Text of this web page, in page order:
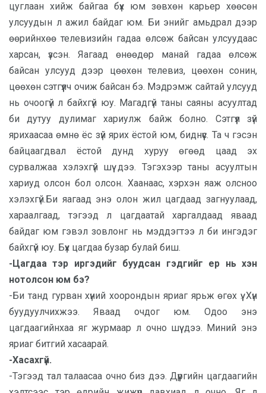
цуглаан хийж байгаа бүх юм зөвхөн карьер хөөсөн
улсуудын л ажил байдаг юм. Би энийг амьдрал дээр
өөрийнхөө телевизийн гадаа өлсөж байсан улсуудаас
харсан, үзсэн. Яагаад өнөөдөр манай гадаа өлсөж
байсан улсууд дээр цөөхөн телевиз, цөөхөн сонин,
цөөхөн сэтгүүлч очиж байсан бэ. Мэдрэмж сайтай улсууд
нь очоогүй л байхгүй юу. Магадгүй таны саяны асуултад
би дутуу дулимаг хариулж байж болно. Сэтгүүл зүй
ярихаасаа өмнө ёс зүй ярих ёстой юм, биднүүс. Та ч гэсэн
байцаагдвал ёстой дунд хуруу өгөөд цаад эх
сурвалжаа хэлэхгүй шүү дээ. Тэгэхээр таны асуултын
хариуд олсон бол олсон. Хаанаас, хэрхэн яаж олсноо
хэлэхгүй.Би яагаад энэ олон жил цагдаад загнуулаад,
хараалгаад, тэгээд л цагдаатай харгалдаад яваад
байдаг юм гэвэл зовлонг нь мэддэгтээ л би ингэдэг
байхгүй юу. Бүх цагдаа бузар булай биш.
-Цагдаа тэр иргэдийг буудсан гэдгийг ер нь хэн
нотолсон юм бэ?
-Би танд гурван хүний хоорондын яриаг ярьж өгөх үү. Хүн
буудуулчихжээ. Яваад очдог юм. Одоо энэ
цагдаагийнхаа яг журмаар л очно шүү дээ. Миний энэ
яриаг битгий хасаарай.
-Хасахгүй.
-Тэгээд тал талаасаа очно биз дээ. Дүүргийн цагдаагийн